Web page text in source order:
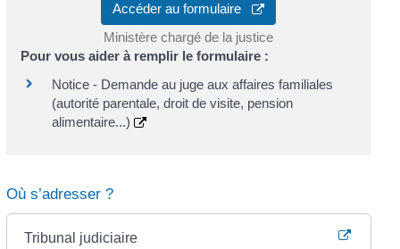
Accéder au formulaire
Ministère chargé de la justice
Pour vous aider à remplir le formulaire :
Notice - Demande au juge aux affaires familiales
(autorité parentale, droit de visite, pension
alimentaire...)
Où s’adresser ?
Tribunal judiciaire